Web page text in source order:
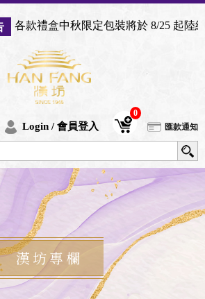
各款禮盒中秋限定包裝將於 8/25 起陸續
Login / 會員登入
0
匯款通知
漢坊專欄